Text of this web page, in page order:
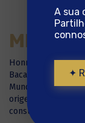
MISSÃO
Honrar a história,
Bacalhau
Mundo a
paixão
origem
consumidores.
A sua
✦